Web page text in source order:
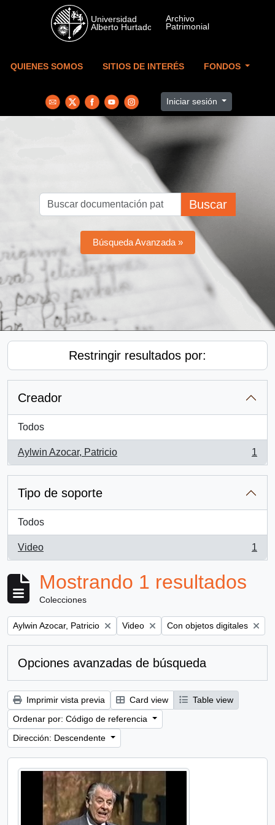
Skip to main content
QUIENES SOMOS SITIOS DE INTERÉS FONDOS
Iniciar sesión
Buscar
Búsqueda Avanzada »
Restringir resultados por:
Creador
Todos
Aylwin Azocar, Patricio
, 1 resultados
1
Tipo de soporte
Todos
Video
, 1 resultados
1
Mostrando 1 resultados
Colecciones
Remove filter:
Aylwin Azocar, Patricio Remove filter:
Video Remove filter:
Con objetos digitales
Opciones avanzadas de búsqueda
Imprimir vista previa Card view
Table view
Ordenar por: Código de referencia
Dirección: Descendente